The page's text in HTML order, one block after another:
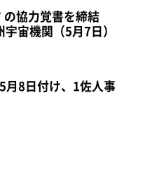
の協力覚書を締結
宙機関（5月7日）
8日付け、1佐人事